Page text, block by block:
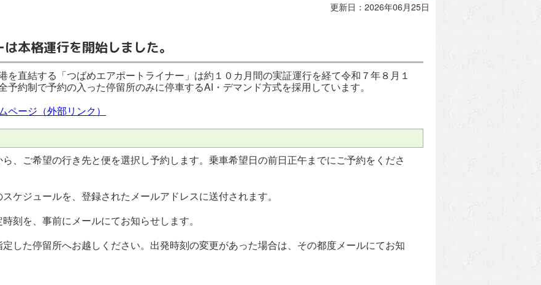
更新日：2026年06月25日
本格運行を開始しました。
を直結する「つばめエアポートライナー」は約１０カ月間の実証運行を経て令和７年８月１
予約制で予約の入った停留所のみに停車するAI・デマンド方式を採用しています。
ージ（外部リンク）
ご希望の行き先と便を選択し予約します。乗車希望日の前日正午までにご予約をくださ
ジュールを、登録されたメールアドレスに送付されます。
を、事前にメールにてお知らせします。
た停留所へお越しください。出発時刻の変更があった場合は、その都度メールにてお知